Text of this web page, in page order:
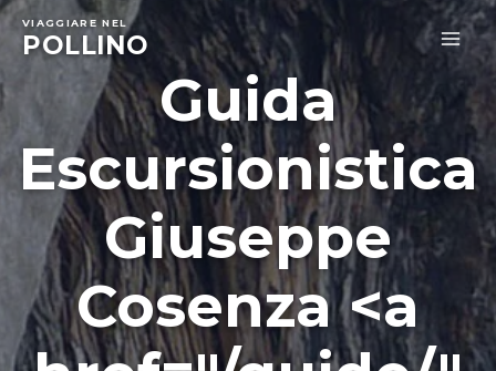
Skip
content
VIAGGIARE NEL
POLLINO
Guida
Escursionistica
Giuseppe
Cosenza <a